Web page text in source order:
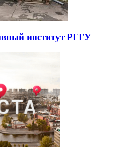
институт РГГУ